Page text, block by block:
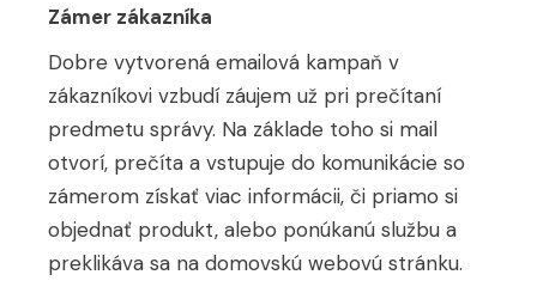
Zámer zákazníka
Dobre vytvorená emailová kampaň v
zákazníkovi vzbudí záujem už pri prečítaní
predmetu správy. Na základe toho si mail
otvorí, prečíta a vstupuje do komunikácie so
zámerom získať viac informácii, či priamo si
objednať produkt, alebo ponúkanú službu a
preklikáva sa na domovskú webovú stránku.